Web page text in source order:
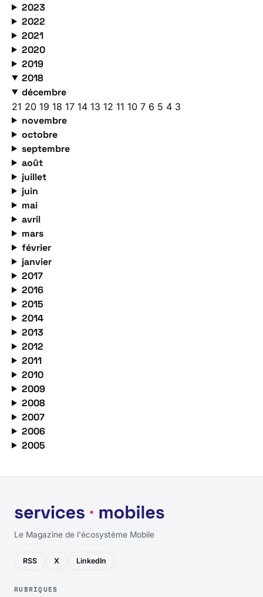
2023
2022
2021
2020
2019
2018
décembre
21 20 19 18 17 14 13 12 11 10 7 6 5 4 3
novembre
octobre
septembre
août
juillet
juin
mai
avril
mars
février
janvier
2017
2016
2015
2014
2013
2012
2011
2010
2009
2008
2007
2006
2005
Le Magazine de l'écosystème Mobile
RSS X LinkedIn
RUBRIQUES